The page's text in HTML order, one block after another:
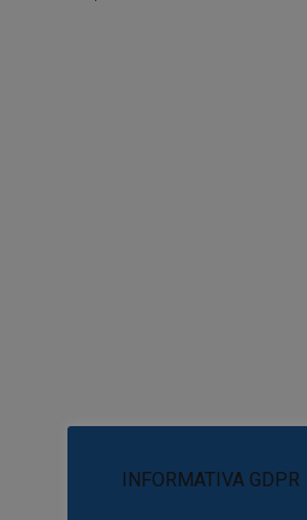
INFORMATIVA GDPR